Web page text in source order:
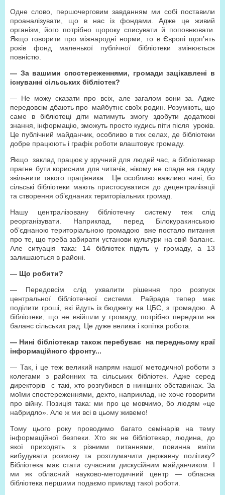
Одне слово, першочерговим завданням ми собі поставили
проаналізувати, що в нас із фондами. Адже це живий
організм, його потрібно щороку списувати й поповнювати.
Якщо говорити про міжнародні норми, то в Європі щоп’ять
років фонд маленької публічної бібліотеки змінюється
повністю.
— За вашими спостереженнями, громади зацікавлені в
існуванні сільських бібліотек?
— Не можу сказати про всіх, але загалом вони за. Адже
передовсім дбають про майбутнє своїх родин. Розуміють, що
саме в бібліотеці діти матимуть змогу здобути додаткові
знання, інформацію, зможуть просто кудись піти після уроків.
Це публічний майданчик, особливо в тих селах, де бібліотеки
добре працюють і графік роботи влаштовує громаду.
Якщо заклад працює у зручний для людей час, а бібліотекар
прагне бути корисним для читачів, нікому не спаде на гадку
звільнити такого працівника. Це особливо важливо нині, бо
сільські бібліотеки мають пристосуватися до децентралізації
та створення об’єднаних територіальних громад.
Нашу централізовану бібліотечну систему теж слід
реорганізувати. Наприклад, перед Білокуракинською
об’єднаною територіальною громадою вже постало питання
про те, що треба забирати установи культури на свій баланс.
Але ситуація така: 14 бібліотек підуть у громаду, а 13
залишаються в районі.
— Що робити?
— Передовсім слід ухвалити рішення про розпуск
центральної бібліотечної системи. Райрада тепер має
поділити гроші, які йдуть із бюджету на ЦБС, з громадою. А
бібліотеки, що не ввійшли у громаду, потрібно передати на
баланс сільських рад. Це дуже велика і копітка робота.
— Нині бібліотекар також перебуває на передньому краї
інформаційного фронту...
— Так, і це теж великий напрям нашої методичної роботи з
колегами з районних та сільських бібліотек. Адже серед
директорів є такі, хто розгубився в нинішніх обставинах. За
моїми спостереженнями, дехто, наприклад, не хоче говорити
про війну. Позиція така: ми про це мовчимо, бо людям «це
набридло». Але ж ми всі в цьому живемо!
Тому цього року проводимо багато семінарів на тему
інформаційної безпеки. Хто як не бібліотекар, людина, до
якої приходять з різними питаннями, повинна вміти
вибудувати розмову та розтлумачити державну політику?
Бібліотека має стати сучасним дискусійним майданчиком. І
ми як обласний науково-методичний центр — обласна
бібліотека першими подаємо приклад такої роботи.